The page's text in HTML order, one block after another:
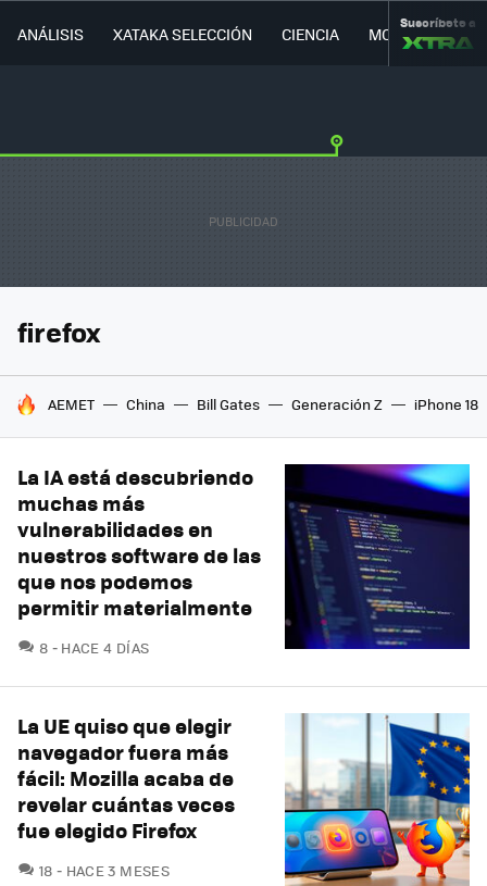
ANÁLISIS XATAKA SELECCIÓN CIENCIA MOVILIDAD
Suscríbete a
firefox
HOY SE HABLA DE
AEMET China Bill Gates Generación Z iPhone 18
La IA está descubriendo
muchas más
vulnerabilidades en
nuestros software de las
que nos podemos
permitir materialmente
8 COMENTARIOS
HACE 4 DÍAS
La UE quiso que elegir
navegador fuera más
fácil: Mozilla acaba de
revelar cuántas veces
fue elegido Firefox
18 COMENTARIOS
HACE 3 MESES